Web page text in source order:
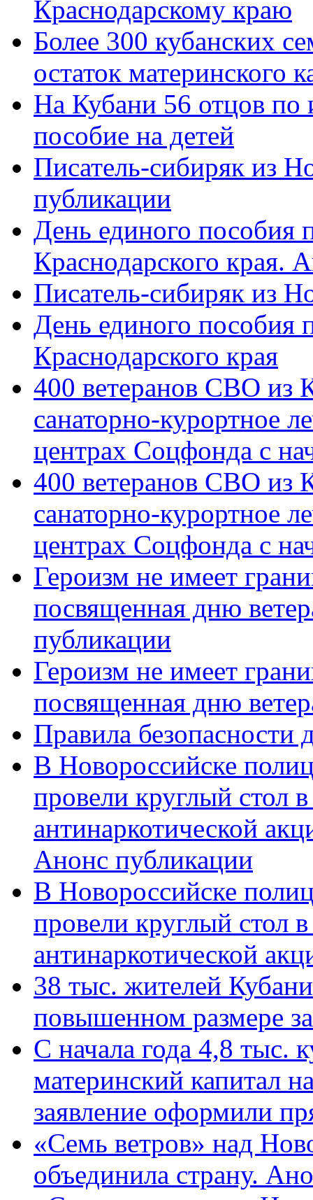
Краснодарскому краю
Более 300 кубанских
остаток материнского
На Кубани 56 отцов по
пособие на детей
Писатель-сибиряк из
публикации
День единого пособия
Краснодарского края.
Писатель-сибиряк из
День единого пособия
Краснодарского края
400 ветеранов СВО из
санаторно-курортное
центрах Соцфонда с
400 ветеранов СВО из
санаторно-курортное
центрах Соцфонда с
Героизм не имеет
посвященная дню
публикации
Героизм не имеет
посвященная дню
Правила безопасности
В Новороссийске
провели круглый стол
антинаркотической
Анонс публикации
В Новороссийске
провели круглый стол
антинаркотической
38 тыс. жителей
повышенном размере
С начала года 4,8 тыс.
материнский капитал
заявление оформили
«Семь ветров» над
объединила страну.